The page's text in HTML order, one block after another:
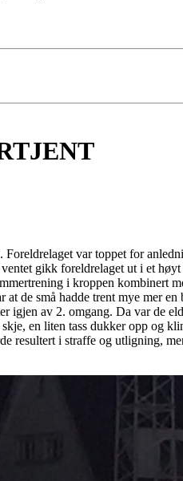
var toppet for
gikk foreldrelaget ut i et
i kroppen kombinert
de små hadde trent mye mer
igjen av 2. omgang. Da var de
en liten tass dukker opp og
resultert i straffe og utligning,